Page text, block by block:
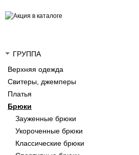
ГРУППА
Верхняя одежда
Свитеры, джемперы
Платья
Брюки
Зауженные брюки
Укороченные брюки
Классические брюки